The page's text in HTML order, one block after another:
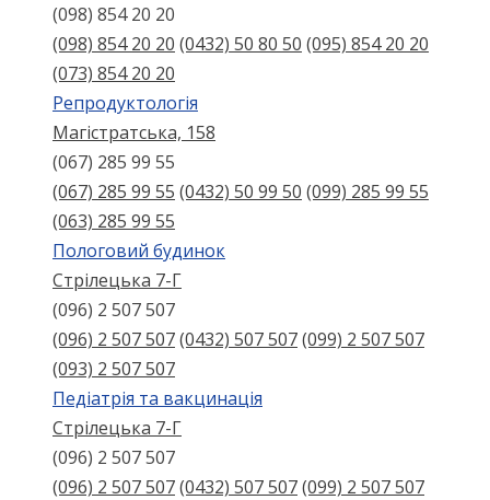
(098) 854 20 20
(098) 854 20 20 (0432) 50 80 50 (095) 854 20 20
(073) 854 20 20
Репродуктологія
Магістратська, 158
(067) 285 99 55
(067) 285 99 55 (0432) 50 99 50 (099) 285 99 55
(063) 285 99 55
Пологовий будинок
Стрілецька 7-Г
(096) 2 507 507
(096) 2 507 507(0432) 507 507(099) 2 507 507
(093) 2 507 507
Педіатрія та вакцинація
Стрілецька 7-Г
(096) 2 507 507
(096) 2 507 507(0432) 507 507(099) 2 507 507